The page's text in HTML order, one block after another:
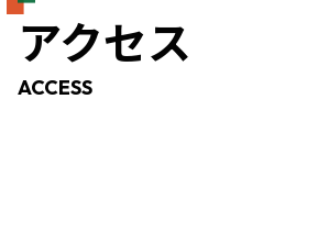
アクセス
ACCESS